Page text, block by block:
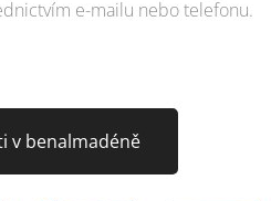
e-mailu nebo telefonu.
v benalmadéně